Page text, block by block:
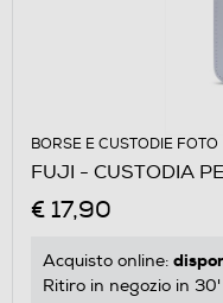
BORSE E CUSTODIE FOTO
FUJI - CUSTODIA
€ 17,90
Acquisto online:
Ritiro in negozio in